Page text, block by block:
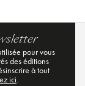
pour vous
des éditions
à tout
ici.